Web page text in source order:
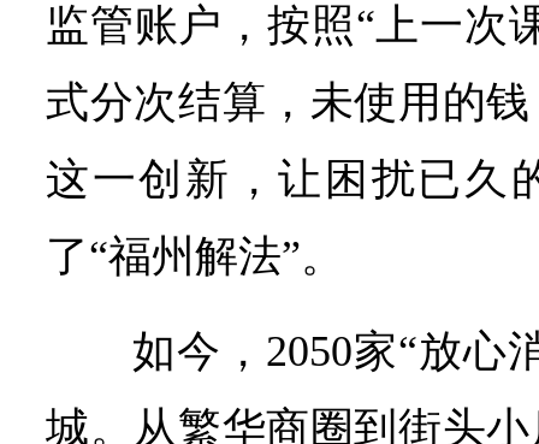
监管账户，按照“上一次
式分次结算，未使用的
这一创新，让困扰已久
了“福州解法”。
如今，2050家“放心
城。从繁华商圈到街头